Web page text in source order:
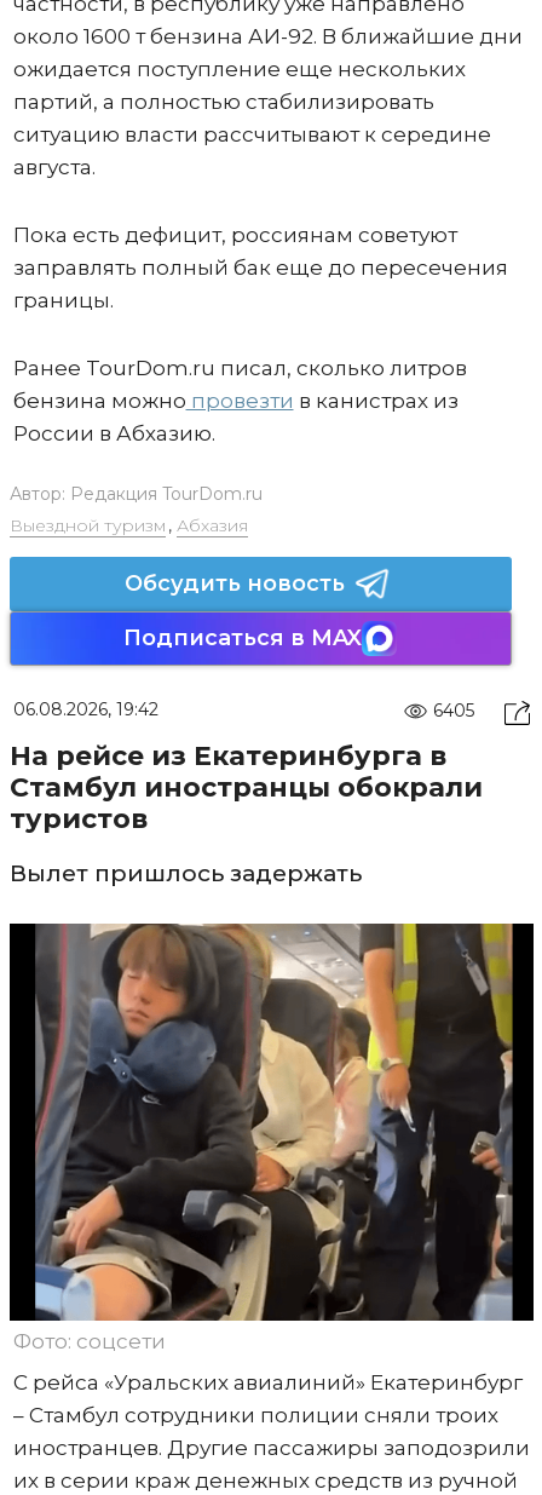
около 1600 т бензина АИ-92. В ближайшие дни
ожидается поступление еще нескольких
партий, а полностью стабилизировать
ситуацию власти рассчитывают к середине
августа.
Пока есть дефицит, россиянам советуют
заправлять полный бак еще до пересечения
границы.
Ранее TourDom.ru писал, сколько литров
бензина можно провезти в канистрах из
России в Абхазию.
Автор: Редакция TourDom.ru
Выездной туризм , Абхазия
Обсудить новость
Подписаться в MAX
06.08.2026, 19:42 6405
На рейсе из Екатеринбурга в
Стамбул иностранцы обокрали
туристов
Вылет пришлось задержать
Фото: соцсети
С рейса «Уральских авиалиний» Екатеринбург
– Стамбул сотрудники полиции сняли троих
иностранцев. Другие пассажиры заподозрили
их в серии краж денежных средств из ручной